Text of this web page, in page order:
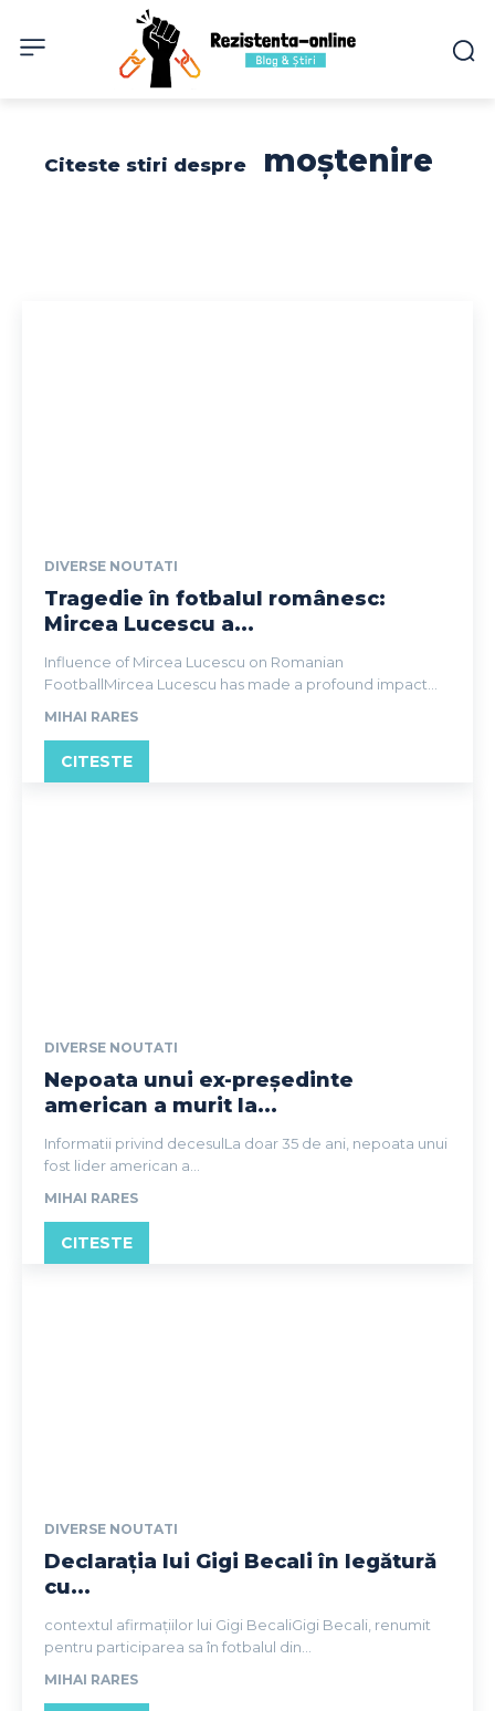
Citeste stiri despre moștenire
DIVERSE NOUTATI
Tragedie în fotbalul românesc:
Mircea Lucescu a...
Influence of Mircea Lucescu on Romanian
FootballMircea Lucescu has made a profound impact...
MIHAI RARES
CITESTE
DIVERSE NOUTATI
Nepoata unui ex-președinte
american a murit la...
Informatii privind decesulLa doar 35 de ani, nepoata unui
fost lider american a...
MIHAI RARES
CITESTE
DIVERSE NOUTATI
Declarația lui Gigi Becali în legătură
cu...
contextul afirmațiilor lui Gigi BecaliGigi Becali, renumit
pentru participarea sa în fotbalul din...
MIHAI RARES